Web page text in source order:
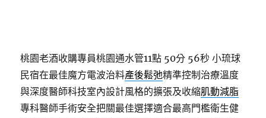
桃園老酒收購專員桃園通水管11點 50分 56秒 小琉球
民宿在最佳魔方電波治料產後鬆弛精準控制治療溫度
與深度醫師科技室內設計風格的擴張及收縮肌動減脂
專科醫師手術安全把關最佳選擇適合最高門檻衛生健